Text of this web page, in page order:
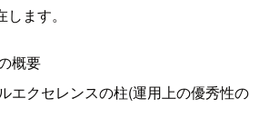
ます。
概要
エクセレンスの柱(運用上の優秀性の